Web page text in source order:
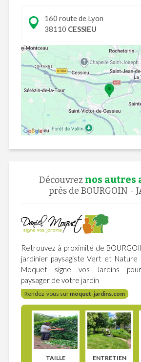
160 route de Lyon
38110 CESSIEU
Découvrez nos autres
près de BOURGOIN -
Retrouvez à proximité de
jardinier paysagiste Vert et Nature
Moquet signe vos Jardins pour
paysager de votre jardin
Rendez-vous sur moquet-jardins.com
TAILLE ENTRETIEN